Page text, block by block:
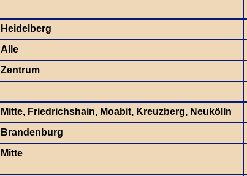
Heidelberg
Alle
Zentrum
Mitte, Friedrichshain, Moabit, Kreuzberg, Neukölln
Brandenburg
Mitte